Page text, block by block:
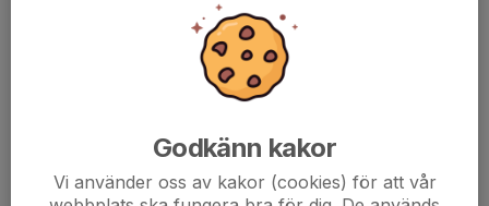
Godkänn kakor
Vi använder oss av kakor (cookies) för att vår